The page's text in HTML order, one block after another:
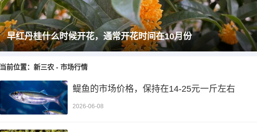
早红丹桂什么时候开花，通常开花时间在10月份
当前位置： 新三农 - 市场行情
鳀鱼的市场价格，保持在14-25元一斤左右
2026-06-08